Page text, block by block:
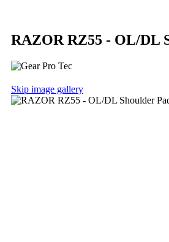
RAZOR RZ55 - OL/DL
Skip image gallery